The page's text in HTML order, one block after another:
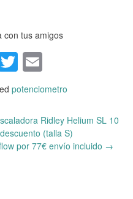
con tus amigos
Twitter
potenciometro
Ridley Helium SL 10
(talla S)
por 77€ envío incluido →